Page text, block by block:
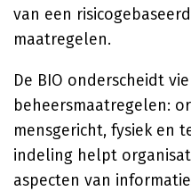
van een
maatregelen.
De BIO onderscheidt
beheersmaatregelen:
mensgericht, fysiek en
indeling helpt
aspecten van